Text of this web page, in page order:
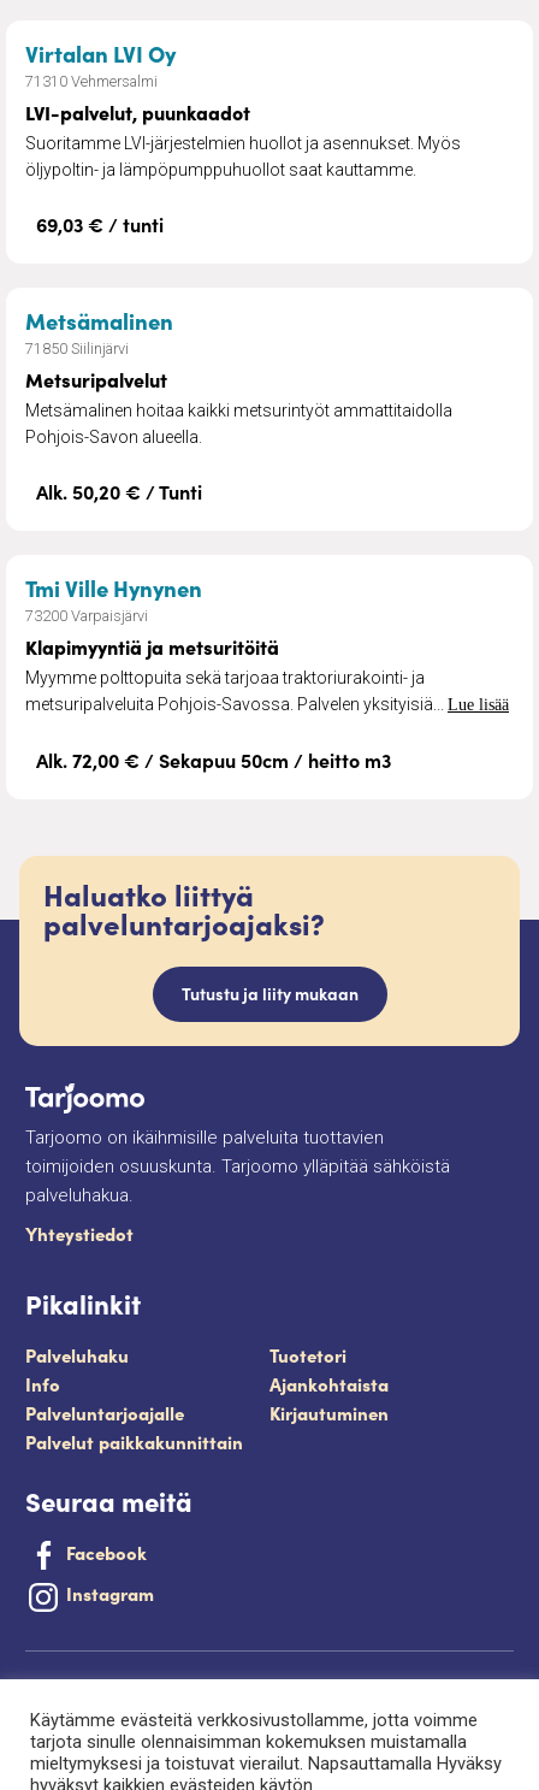
Virtalan LVI Oy– LVI-palvelut, puunkaadot
71310 Vehmersalmi
LVI-palvelut, puunkaadot
Suoritamme LVI-järjestelmien huollot ja asennukset. Myös
öljypoltin- ja lämpöpumppuhuollot saat kauttamme.
69,03 € / tunti
Metsämalinen
71850 Siilinjärvi
Metsuripalvelut
Metsämalinen hoitaa kaikki metsurintyöt ammattitaidolla
Pohjois-Savon alueella.
Alk. 50,20 € / Tunti
Tmi Ville Hynynen
73200 Varpaisjärvi
Klapimyyntiä ja metsuritöitä
Myymme polttopuita sekä tarjoaa traktoriurakointi- ja
metsuripalveluita Pohjois-Savossa. Palvelen yksityisiä... Lue lisää
Alk. 72,00 € / Sekapuu 50cm / heitto m3
Haluatko liittyä
palveluntarjoajaksi?
Tutustu ja liity mukaan
Tarjoomo on ikäihmisille palveluita tuottavien
toimijoiden osuuskunta. Tarjoomo ylläpitää sähköistä
palveluhakua.
Yhteystiedot
Pikalinkit
Palveluhaku
Tuotetori
Info
Ajankohtaista
Palveluntarjoajalle
Kirjautuminen
Palvelut paikkakunnittain
Seuraa meitä
Facebook
Instagram
Saavutettavuusseloste
Evästeet
Käytämme evästeitä verkkosivustollamme, jotta voimme
tarjota sinulle olennaisimman kokemuksen muistamalla
mieltymyksesi ja toistuvat vierailut. Napsauttamalla Hyväksy
hyväksyt kaikkien evästeiden käytön.